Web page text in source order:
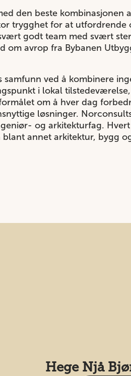
den beste
trygghet for at
godt team med svært
om avrop fra Bybanen
ved å kombinere
i lokal
om å hver dag
løsninger.
og arkitekturfag.
annet arkitektur, bygg
Hege Njå